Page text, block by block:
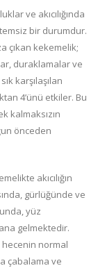
ve akıcılığında
bir durumdur.
çıkan kekemelik;
duraklamalar ve
karşılaşılan
4’ünü etkiler. Bu
kalmaksızın
önceden
akıcılığın
gürlüğünde ve
yüz
gelmektedir.
hecenin normal
çabalama ve